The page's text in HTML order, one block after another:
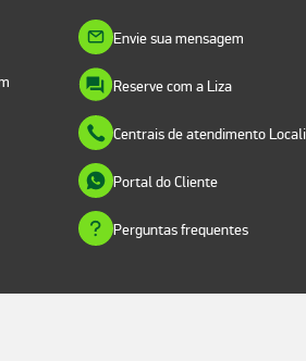
Envie sua mensagem
Reserve com a Liza
Centrais de atendimento
Portal do Cliente
Perguntas frequentes